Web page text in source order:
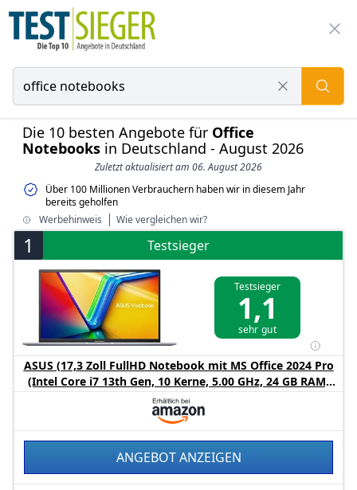
Die 10 besten Angebote für Office
Notebooks in Deutschland - August 2026
Zuletzt aktualisiert am 06. August 2026
Über 100 Millionen Verbrauchern haben wir in diesem Jahr
bereits geholfen
Werbehinweis
Wie vergleichen wir?
1 Testsieger
Testsieger
1,1
sehr gut
ASUS (17,3 Zoll FullHD Notebook mit MS Office 2024 Pro
(Intel Core i7 13th Gen, 10 Kerne, 5.00 GHz, 24 GB RAM,
1000 GB SSD, Intel UHD, HDMI, BT, Webcam, USB-C/3.0,
WLAN, Windows 11 Prof) #8466
ANGEBOT ANZEIGEN